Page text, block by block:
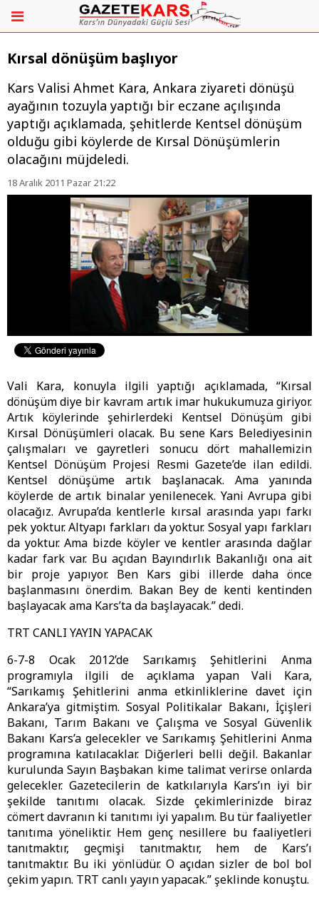
Kırsal dönüşüm başlıyor
Kars Valisi Ahmet Kara, Ankara ziyareti dönüşü
ayağının tozuyla yaptığı bir eczane açılışında
yaptığı açıklamada, şehitlerde Kentsel dönüşüm
olduğu gibi köylerde de Kırsal Dönüşümlerin
olacağını müjdeledi.
18 Aralık 2011 Pazar 21:22
Vali Kara, konuyla ilgili yaptığı açıklamada, “Kırsal
dönüşüm diye bir kavram artık imar hukukumuza giriyor.
Artık köylerinde şehirlerdeki Kentsel Dönüşüm gibi
Kırsal Dönüşümleri olacak. Bu sene Kars Belediyesinin
çalışmaları ve gayretleri sonucu dört mahallemizin
Kentsel Dönüşüm Projesi Resmi Gazete’de ilan edildi.
Kentsel dönüşüme artık başlanacak. Ama yanında
köylerde de artık binalar yenilenecek. Yani Avrupa gibi
olacağız. Avrupa’da kentlerle kırsal arasında yapı farkı
pek yoktur. Altyapı farkları da yoktur. Sosyal yapı farkları
da yoktur. Ama bizde köyler ve kentler arasında dağlar
kadar fark var. Bu açıdan Bayındırlık Bakanlığı ona ait
bir proje yapıyor. Ben Kars gibi illerde daha önce
başlanmasını önerdim. Bakan Bey de kenti kentinden
başlayacak ama Kars’ta da başlayacak.” dedi.
TRT CANLI YAYIN YAPACAK
6-7-8 Ocak 2012’de Sarıkamış Şehitlerini Anma
programıyla ilgili de açıklama yapan Vali Kara,
“Sarıkamış Şehitlerini anma etkinliklerine davet için
Ankara’ya gitmiştim. Sosyal Politikalar Bakanı, İçişleri
Bakanı, Tarım Bakanı ve Çalışma ve Sosyal Güvenlik
Bakanı Kars’a gelecekler ve Sarıkamış Şehitlerini Anma
programına katılacaklar. Diğerleri belli değil. Bakanlar
kurulunda Sayın Başbakan kime talimat verirse onlarda
gelecekler. Gazetecilerin de katkılarıyla Kars’ın iyi bir
şekilde tanıtımı olacak. Sizde çekimlerinizde biraz
cömert davranın ki tanıtımı iyi yapalım. Bu tür faaliyetler
tanıtıma yöneliktir. Hem genç nesillere bu faaliyetleri
tanıtmaktır, geçmişi tanıtmaktır, hem de Kars’ı
tanıtmaktır. Bu iki yönlüdür. O açıdan sizler de bol bol
çekim yapın. TRT canlı yayın yapacak.” şeklinde konuştu.